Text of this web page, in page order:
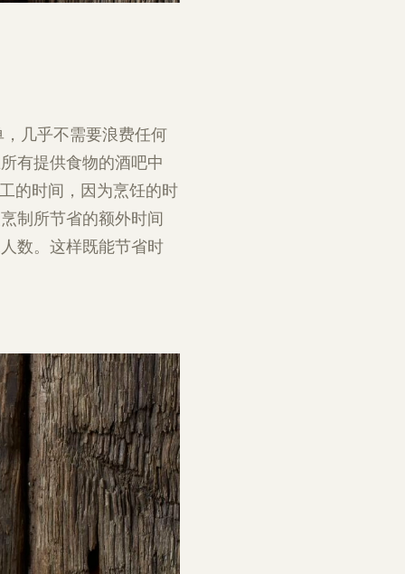
几乎不需要浪费任何
有提供食物的酒吧中
的时间，因为烹饪的时
制所节省的额外时间
数。这样既能节省时